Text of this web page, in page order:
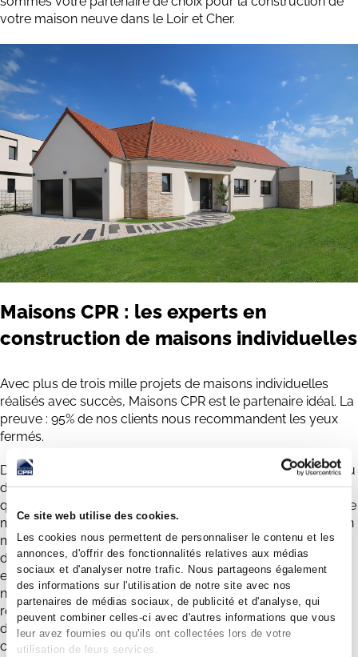
Ce site web utilise des cookies.
Les cookies nous permettent de personnaliser le contenu et les
annonces, d'offrir des fonctionnalités relatives aux médias
sociaux et d'analyser notre trafic. Nous partageons également
des informations sur l'utilisation de notre site avec nos
partenaires de médias sociaux, de publicité et d'analyse, qui
peuvent combiner celles-ci avec d'autres informations que vous
leur avez fournies ou qu'ils ont collectées lors de votre
utilisation de leurs services.
votre maison neuve dans le Loir et Cher.
Maisons CPR : les experts en
construction de maisons individuelles
Avec plus de trois mille projets de maisons individuelles
réalisés avec succès, Maisons CPR est le partenaire idéal. La
preuve : 95% de nos clients nous recommandent les yeux
fermés.
Définition des plans de votre maison à l'aide de notre bureau
d'études composé de 25 techniciens inventifs, des garanties
qui vous protègent avec le CCMI (contrat de construction de
maison individuelle), une réponse du service après-vente en
moins de 48h pour toutes vos problématiques de nature
décennale, recherche foncière gratuite, des remises
exceptionnelles pour l’agencement de votre intérieur avec
notre marque BØ.HOME, accompagnement sur la
recherche des financements avec un courtier immobilier, +
de seize conducteurs de travaux & quatre-vingts
collaborateurs internes dédiés à la conduite de chantier et à